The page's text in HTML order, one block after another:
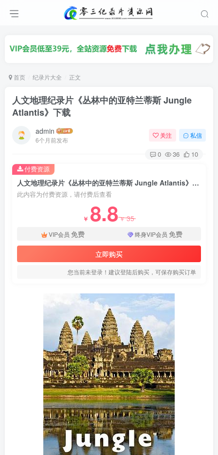
首页 纪录片大全 正文
人文地理纪录片《丛林中的亚特兰蒂斯 Jungle
Atlantis》下载
admin
6个月前发布
关注 私信
0 36 10
人文地理纪录片《丛林中的亚特兰蒂斯 Jungle Atlantis》下载
此内容为付费资源，请付费后查看
￥ 8.8￥35
VIP会员 免费 终身VIP会员 免费
立即购买
您当前未登录！建议登陆后购买，可保存购买订单
付费资源